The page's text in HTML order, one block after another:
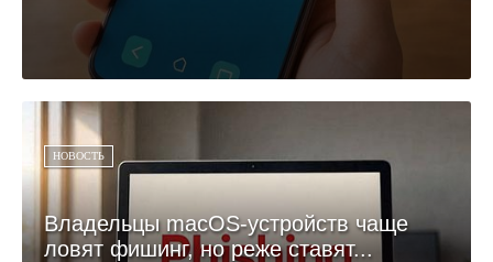
НОВОСТЬ
Владельцы macOS-устройств чаще
ловят фишинг, но реже ставят...